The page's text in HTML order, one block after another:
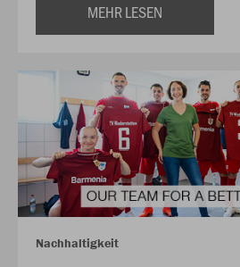
MEHR LESEN
Nachhaltigkeit